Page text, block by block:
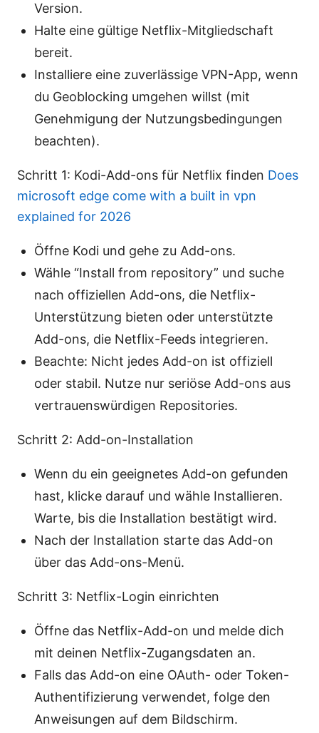
Version.
Halte eine gültige Netflix-Mitgliedschaft
bereit.
Installiere eine zuverlässige VPN-App, wenn
du Geoblocking umgehen willst (mit
Genehmigung der Nutzungsbedingungen
beachten).
Schritt 1: Kodi-Add-ons für Netflix finden Does
microsoft edge come with a built in vpn
explained for 2026
Öffne Kodi und gehe zu Add-ons.
Wähle “Install from repository” und suche
nach offiziellen Add-ons, die Netflix-
Unterstützung bieten oder unterstützte
Add-ons, die Netflix-Feeds integrieren.
Beachte: Nicht jedes Add-on ist offiziell
oder stabil. Nutze nur seriöse Add-ons aus
vertrauenswürdigen Repositories.
Schritt 2: Add-on-Installation
Wenn du ein geeignetes Add-on gefunden
hast, klicke darauf und wähle Installieren.
Warte, bis die Installation bestätigt wird.
Nach der Installation starte das Add-on
über das Add-ons-Menü.
Schritt 3: Netflix-Login einrichten
Öffne das Netflix-Add-on und melde dich
mit deinen Netflix-Zugangsdaten an.
Falls das Add-on eine OAuth- oder Token-
Authentifizierung verwendet, folge den
Anweisungen auf dem Bildschirm.